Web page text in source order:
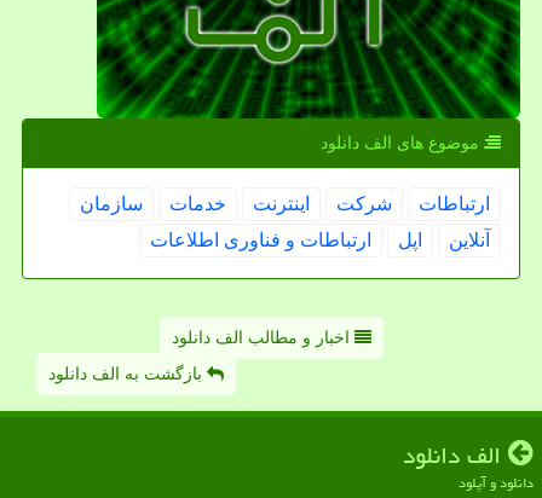
موضوع های الف دانلود
ارتباطات شركت اینترنت خدمات
سازمان
آنلاین
اپل ارتباطات و فناوری اطلاعات
اخبار و مطالب الف دانلود
بازگشت به الف دانلود
الف دانلود
دانلود و آپلود